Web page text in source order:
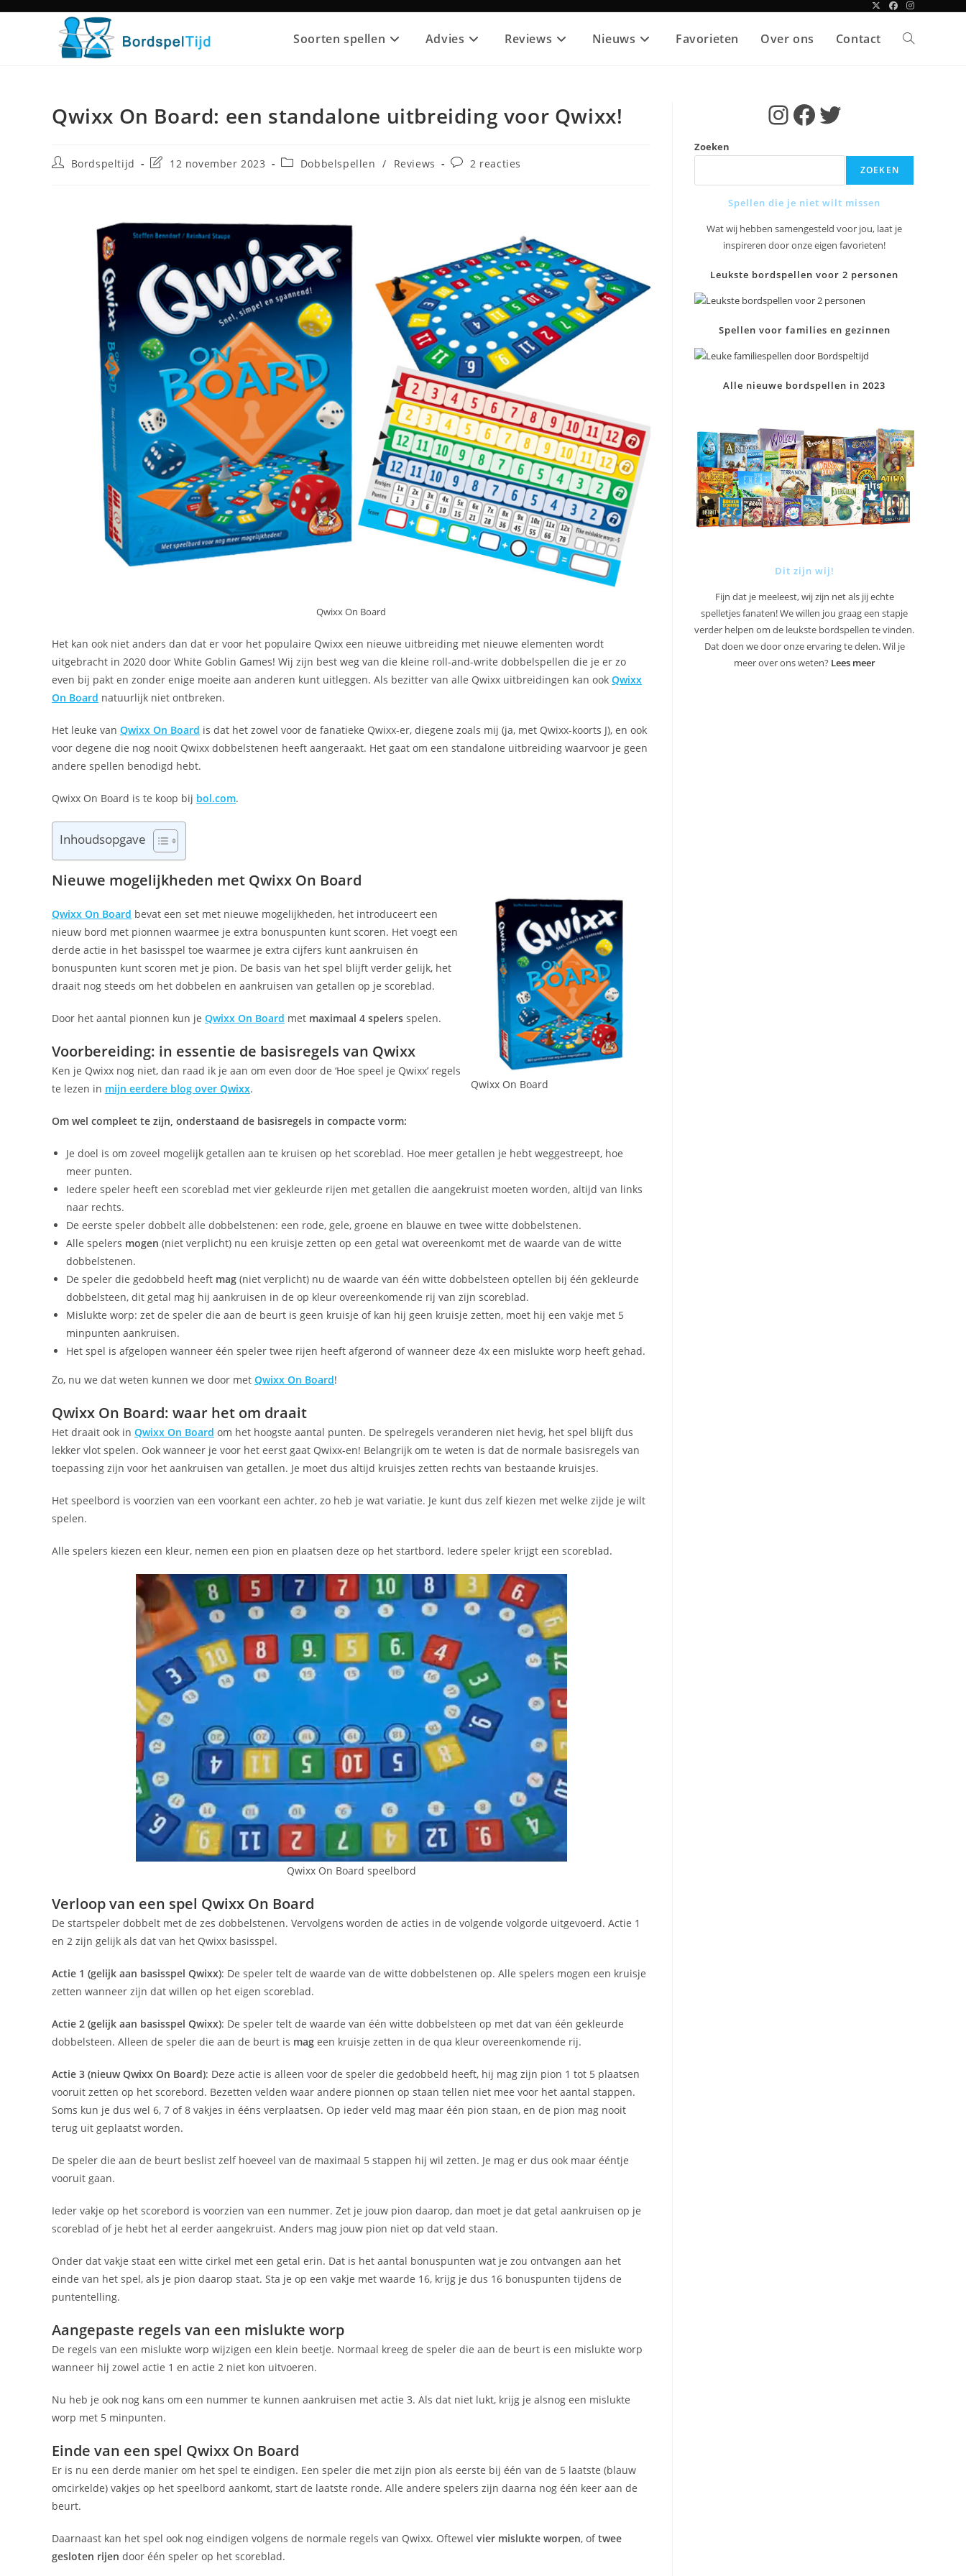
Ga
Soorten spellen Advies Reviews Nieuws Favorieten Over ons Contact Toggle
Qwixx On Board: een standalone uitbreiding voor Qwixx!
BerichtBordspeltijd
Laatste12 november 2023 Berichtcategorie:
Dobbelspellen / Reviews
Bericht2 reacties
Qwixx On Board
Het kan ook niet anders dan dat er voor het populaire Qwixx een nieuwe uitbreiding met nieuwe elementen wordt
uitgebracht in 2020 door White Goblin Games! Wij zijn best weg van die kleine roll-and-write dobbelspellen die je er zo
even bij pakt en zonder enige moeite aan anderen kunt uitleggen. Als bezitter van alle Qwixx uitbreidingen kan ook Qwixx
On Board natuurlijk niet ontbreken.
Het leuke van Qwixx On Board is dat het zowel voor de fanatieke Qwixx-er, diegene zoals mij (ja, met Qwixx-koorts J), en ook
voor degene die nog nooit Qwixx dobbelstenen heeft aangeraakt. Het gaat om een standalone uitbreiding waarvoor je geen
andere spellen benodigd hebt.
Qwixx On Board is te koop bij bol.com.
Inhoudsopgave
Nieuwe mogelijkheden met Qwixx On Board
Qwixx On Board
Qwixx On Board bevat een set met nieuwe mogelijkheden, het introduceert een
nieuw bord met pionnen waarmee je extra bonuspunten kunt scoren. Het voegt een
derde actie in het basisspel toe waarmee je extra cijfers kunt aankruisen én
bonuspunten kunt scoren met je pion. De basis van het spel blijft verder gelijk, het
draait nog steeds om het dobbelen en aankruisen van getallen op je scoreblad.
Door het aantal pionnen kun je Qwixx On Board met maximaal 4 spelers spelen.
Voorbereiding: in essentie de basisregels van Qwixx
Ken je Qwixx nog niet, dan raad ik je aan om even door de ‘Hoe speel je Qwixx’ regels
te lezen in mijn eerdere blog over Qwixx.
Om wel compleet te zijn, onderstaand de basisregels in compacte vorm:
Je doel is om zoveel mogelijk getallen aan te kruisen op het scoreblad. Hoe meer getallen je hebt weggestreept, hoe
meer punten.
Iedere speler heeft een scoreblad met vier gekleurde rijen met getallen die aangekruist moeten worden, altijd van links
naar rechts.
De eerste speler dobbelt alle dobbelstenen: een rode, gele, groene en blauwe en twee witte dobbelstenen.
Alle spelers mogen (niet verplicht) nu een kruisje zetten op een getal wat overeenkomt met de waarde van de witte
dobbelstenen.
De speler die gedobbeld heeft mag (niet verplicht) nu de waarde van één witte dobbelsteen optellen bij één gekleurde
dobbelsteen, dit getal mag hij aankruisen in de op kleur overeenkomende rij van zijn scoreblad.
Mislukte worp: zet de speler die aan de beurt is geen kruisje of kan hij geen kruisje zetten, moet hij een vakje met 5
minpunten aankruisen.
Het spel is afgelopen wanneer één speler twee rijen heeft afgerond of wanneer deze 4x een mislukte worp heeft gehad.
Zo, nu we dat weten kunnen we door met Qwixx On Board!
Qwixx On Board: waar het om draait
Het draait ook in Qwixx On Board om het hoogste aantal punten. De spelregels veranderen niet hevig, het spel blijft dus
lekker vlot spelen. Ook wanneer je voor het eerst gaat Qwixx-en! Belangrijk om te weten is dat de normale basisregels van
toepassing zijn voor het aankruisen van getallen. Je moet dus altijd kruisjes zetten rechts van bestaande kruisjes.
Het speelbord is voorzien van een voorkant een achter, zo heb je wat variatie. Je kunt dus zelf kiezen met welke zijde je wilt
spelen.
Alle spelers kiezen een kleur, nemen een pion en plaatsen deze op het startbord. Iedere speler krijgt een scoreblad.
Qwixx On Board speelbord
Verloop van een spel Qwixx On Board
De startspeler dobbelt met de zes dobbelstenen. Vervolgens worden de acties in de volgende volgorde uitgevoerd. Actie 1
en 2 zijn gelijk als dat van het Qwixx basisspel.
Actie 1 (gelijk aan basisspel Qwixx): De speler telt de waarde van de witte dobbelstenen op. Alle spelers mogen een kruisje
zetten wanneer zijn dat willen op het eigen scoreblad.
Actie 2 (gelijk aan basisspel Qwixx): De speler telt de waarde van één witte dobbelsteen op met dat van één gekleurde
dobbelsteen. Alleen de speler die aan de beurt is mag een kruisje zetten in de qua kleur overeenkomende rij.
Actie 3 (nieuw Qwixx On Board): Deze actie is alleen voor de speler die gedobbeld heeft, hij mag zijn pion 1 tot 5 plaatsen
vooruit zetten op het scorebord. Bezetten velden waar andere pionnen op staan tellen niet mee voor het aantal stappen.
Soms kun je dus wel 6, 7 of 8 vakjes in ééns verplaatsen. Op ieder veld mag maar één pion staan, en de pion mag nooit
terug uit geplaatst worden.
De speler die aan de beurt beslist zelf hoeveel van de maximaal 5 stappen hij wil zetten. Je mag er dus ook maar ééntje
vooruit gaan.
Ieder vakje op het scorebord is voorzien van een nummer. Zet je jouw pion daarop, dan moet je dat getal aankruisen op je
scoreblad of je hebt het al eerder aangekruist. Anders mag jouw pion niet op dat veld staan.
Onder dat vakje staat een witte cirkel met een getal erin. Dat is het aantal bonuspunten wat je zou ontvangen aan het
einde van het spel, als je pion daarop staat. Sta je op een vakje met waarde 16, krijg je dus 16 bonuspunten tijdens de
puntentelling.
Aangepaste regels van een mislukte worp
De regels van een mislukte worp wijzigen een klein beetje. Normaal kreeg de speler die aan de beurt is een mislukte worp
wanneer hij zowel actie 1 en actie 2 niet kon uitvoeren.
Nu heb je ook nog kans om een nummer te kunnen aankruisen met actie 3. Als dat niet lukt, krijg je alsnog een mislukte
worp met 5 minpunten.
Einde van een spel Qwixx On Board
Er is nu een derde manier om het spel te eindigen. Een speler die met zijn pion als eerste bij één van de 5 laatste (blauw
omcirkelde) vakjes op het speelbord aankomt, start de laatste ronde. Alle andere spelers zijn daarna nog één keer aan de
beurt.
Daarnaast kan het spel ook nog eindigen volgens de normale regels van Qwixx. Oftewel vier mislukte worpen, oftwee
gesloten rijen door één speler op het scoreblad.
InstagramFacebookTwitter
Zoeken
ZOEKEN
Spellen die je niet wilt missen
Wat wij hebben samengesteld voor jou, laat je
inspireren door onze eigen favorieten!
Leukste bordspellen voor 2 personen
Spellen voor families en gezinnen
Alle nieuwe bordspellen in 2023
Dit zijn wij!
Fijn dat je meeleest, wij zijn net als jij echte
spelletjes fanaten! We willen jou graag een stapje
verder helpen om de leukste bordspellen te vinden.
Dat doen we door onze ervaring te delen. Wil je
meer over ons weten? Lees meer